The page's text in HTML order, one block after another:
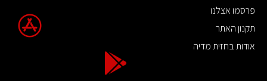
פרסמו אצלנו
תקנון האתר
אודות בחזית מדיה